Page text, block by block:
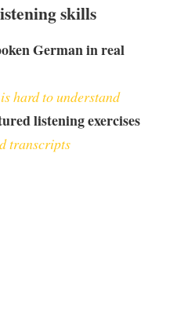
skills
German in real
hard to understand
listening exercises
transcripts